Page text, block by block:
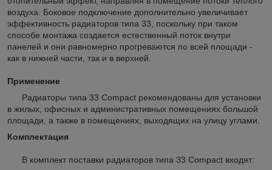
воздуха. Боковое подключение дополнительно увеличивает
эффективность радиаторов типа 33, поскольку при таком
способе монтажа создается естественный поток внутри
панелей и они равномерно прогреваются по всей площади -
как в нижней части, так и в верхней.
Применение
Радиаторы типа 33 Compact рекомендованы для установки
в жилых, офисных и административных помещениях большой
площади, а также в помещениях, выходящих на улицу углами.
Комплектация
В комплект поставки радиаторов типа 33 Compact входят: